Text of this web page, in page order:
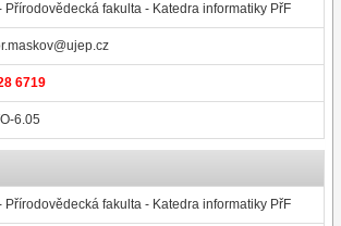
Přírodovědecká fakulta - Katedra informatiky PřF
6719
6.05
Přírodovědecká fakulta - Katedra informatiky PřF